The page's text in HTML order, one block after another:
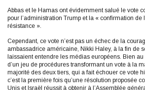
Abbas et le Hamas ont évidemment salué le vote
pour l’administration Trump et la « confirmation
résistance ».
Cependant, ce vote n’est pas un échec de la
ambassadrice américaine, Nikki Haley, à la fin de
laissaient entendre les médias européens. Bien au
d’un jeu de procédures transformant un vote à la
majorité des deux tiers, qui a fait échouer ce vote
c’est la première fois qu’une résolution proposée
Unis et Israël réussit à obtenir à l’Assemblée